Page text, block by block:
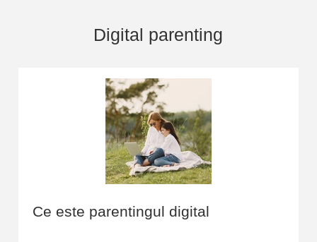
Digital parenting
Ce este parentingul digital